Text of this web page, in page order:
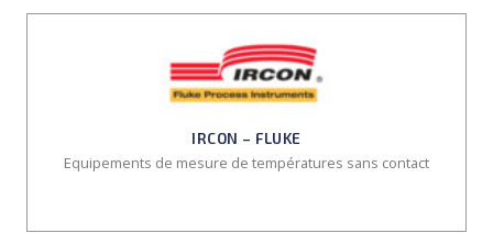
IRCON – FLUKE
Equipements de mesure de températures sans contact